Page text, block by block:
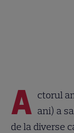
A ctorul
ani) a
de la diverse